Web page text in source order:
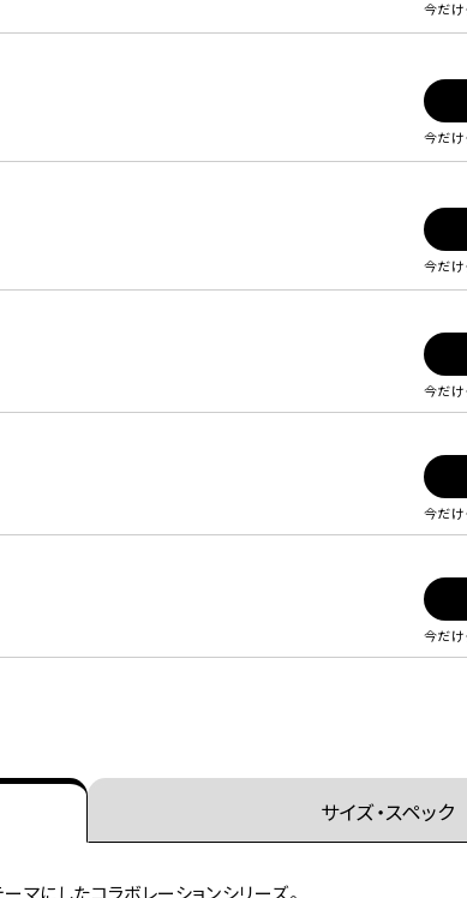
今だ
今だ
今だ
今だ
今だ
今だ
サイズ・スペック
マにしたコラボレーションシリーズ。